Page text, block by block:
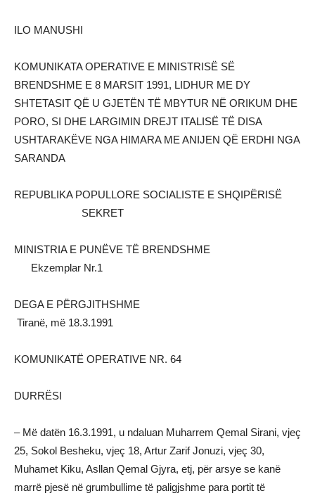
ILO MANUSHI
KOMUNIKATA OPERATIVE E MINISTRISË SË
BRENDSHME E 8 MARSIT 1991, LIDHUR ME DY
SHTETASIT QË U GJETËN TË MBYTUR NË ORIKUM DHE
PORO, SI DHE LARGIMIN DREJT ITALISË TË DISA
USHTARAKËVE NGA HIMARA ME ANIJEN QË ERDHI NGA
SARANDA
REPUBLIKA POPULLORE SOCIALISTE E SHQIPËRISË
SEKRET
MINISTRIA E PUNËVE TË BRENDSHME
Ekzemplar Nr.1
DEGA E PËRGJITHSHME
Tiranë, më 18.3.1991
KOMUNIKATË OPERATIVE NR. 64
DURRËSI
– Më datën 16.3.1991, u ndaluan Muharrem Qemal Sirani, vjeç
25, Sokol Besheku, vjeç 18, Artur Zarif Jonuzi, vjeç 30,
Muhamet Kiku, Asllan Qemal Gjyra, etj, për arsye se kanë
marrë pjesë në grumbullime të paligjshme para portit të